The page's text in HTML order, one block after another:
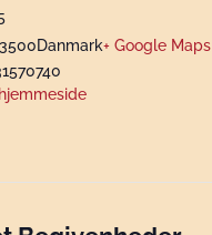
3500Danmark+ Google Maps